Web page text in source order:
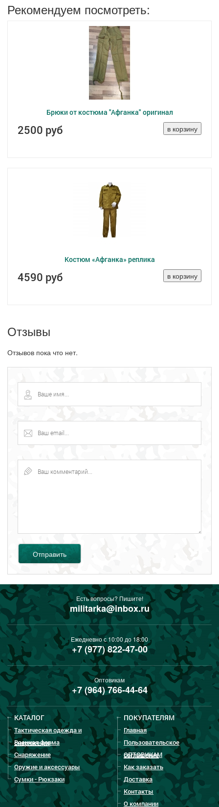
Рекомендуем посмотреть:
Брюки от костюма "Афганка" оригинал
2500 руб
Костюм «Афганка» реплика
4590 руб
Отзывы
Отзывов пока что нет.
Отправить
Есть вопросы? Пишите!
militarka@inbox.ru
Ежедневно с 10:00 до 18:00
+7 (977) 822-47-00
Оптовикам
+7 (964) 766-44-64
КАТАЛОГ
Тактическая одежда и
снаряжение
Военная форма
Снаряжение
Оружие и аксессуары
Сумки - Рюкзаки
ПОКУПАТЕЛЯМ
Главная
Пользовательское
соглашение
ОПТОВИКАМ
Как заказать
Доставка
Контакты
О компании